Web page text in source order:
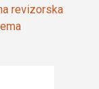
revizorska